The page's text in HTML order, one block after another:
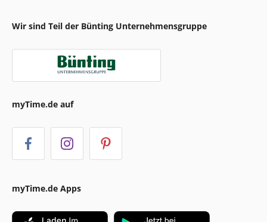
Wir sind Teil der Bünting Unternehmensgruppe
myTime.de auf
myTime.de Apps